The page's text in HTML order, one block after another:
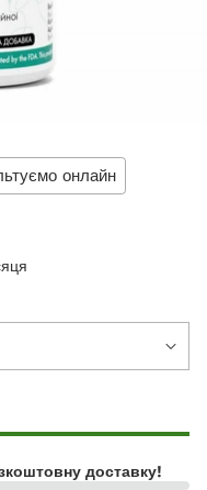
онлайн
доставку!